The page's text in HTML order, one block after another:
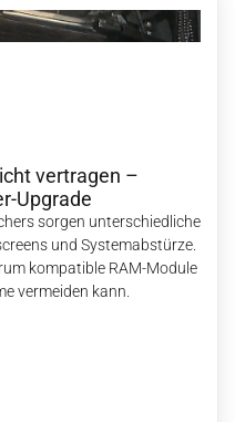
vertragen –
Upgrade
sorgen unterschiedliche
und Systemabstürze.
kompatible RAM-Module
vermeiden kann.